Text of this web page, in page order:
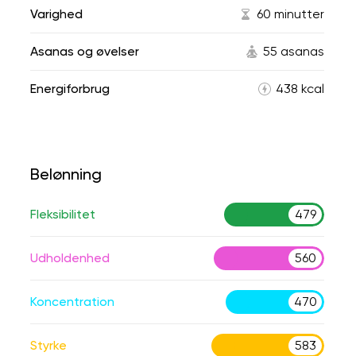
Varighed 60 minutter
Asanas og øvelser 55 asanas
Energiforbrug 438 kcal
Belønning
Fleksibilitet 479
Udholdenhed 560
Koncentration 470
Styrke 583